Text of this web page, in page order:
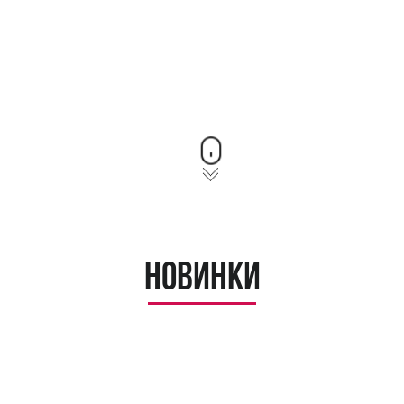
Новинки